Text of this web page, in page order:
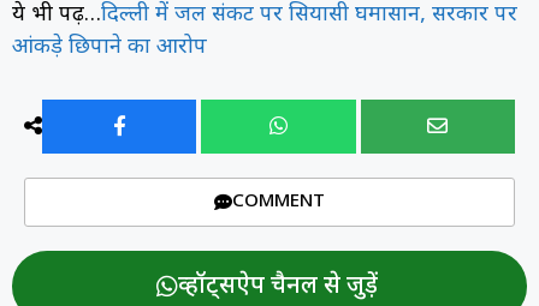
ये भी पढ़ें…दिल्ली में जल संकट पर सियासी घमासान, सरकार पर
आंकड़े छिपाने का आरोप
COMMENT
व्हॉट्सऐप चैनल से जुड़ें